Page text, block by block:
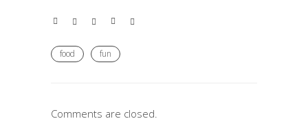
food fun
Comments are closed.